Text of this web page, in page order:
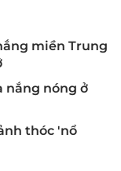
miền Trung
nắng nóng ở
thóc 'nổ